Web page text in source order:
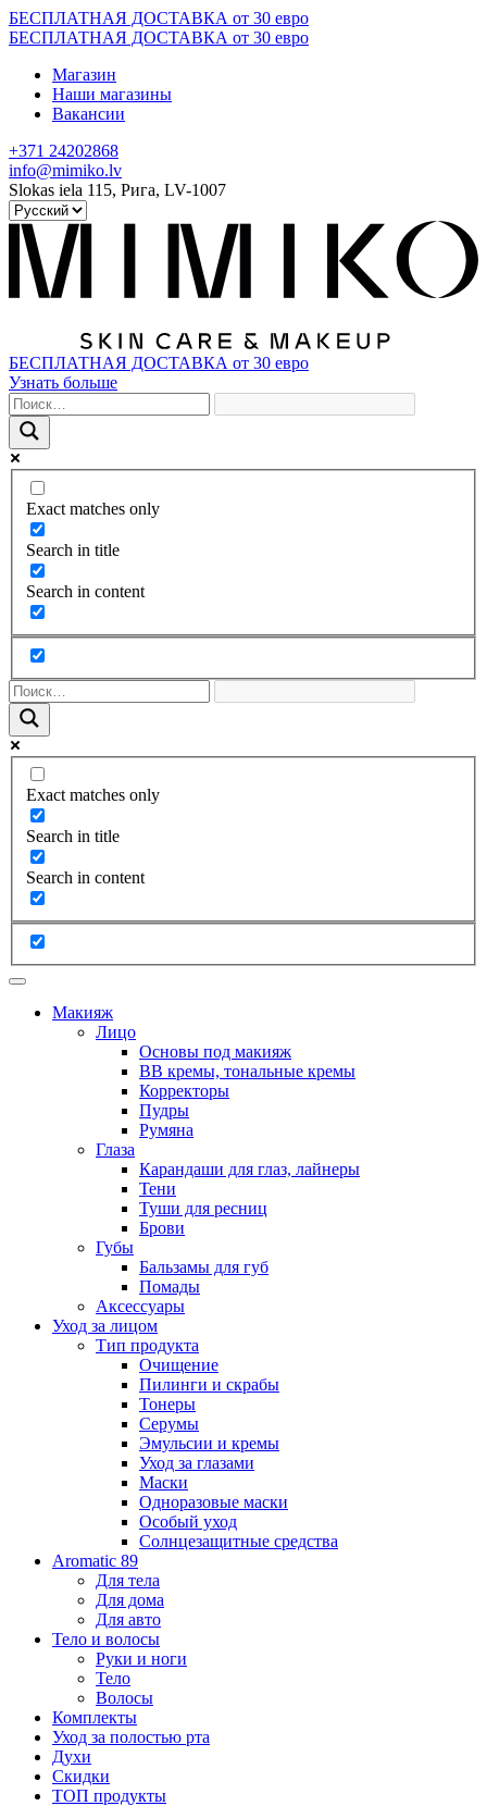
Skip
to
БЕСПЛАТНАЯ ДОСТАВКА от 30 евро
БЕСПЛАТНАЯ ДОСТАВКА от 30 евро
Магазин
Наши магазины
Вакансии
+371 24202868
info@mimiko.lv
Slokas iela 115, Рига, LV-1007
БЕСПЛАТНАЯ ДОСТАВКА от 30 евро
Узнать больше
Exact matches only
Search in title
Search in content
Exact matches only
Search in title
Search in content
Макияж
Лицо
Основы под макияж
BB кремы, тональные кремы
Корректоры
Пудры
Румяна
Глаза
Карандаши для глаз, лайнеры
Тени
Туши для ресниц
Брови
Губы
Бальзамы для губ
Помады
Аксессуары
Уход за лицом
Тип продукта
Очищение
Пилинги и скрабы
Тонеры
Серумы
Эмульсии и кремы
Уход за глазами
Маски
Одноразовые маски
Особый уход
Солнцезащитные средства
Aromatic 89
Для тела
Для дома
Для авто
Тело и волосы
Руки и ноги
Тело
Волосы
Комплекты
Уход за полостью рта
Духи
Скидки
ТОП продукты